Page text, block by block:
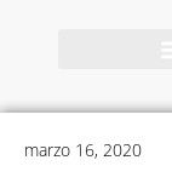
marzo 16, 2020